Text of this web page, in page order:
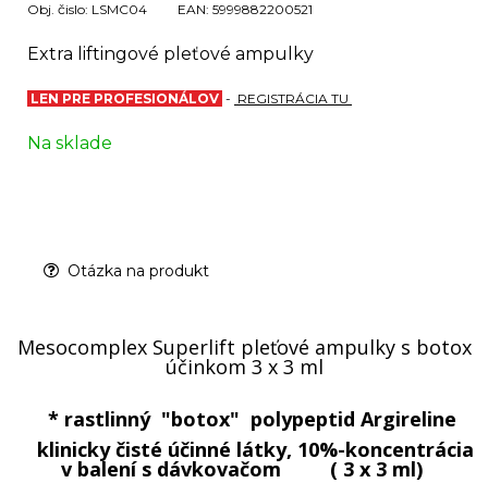
Obj. čislo: LSMC04 EAN: 5999882200521
Extra liftingové pleťové ampulky
LEN PRE PROFESIONÁLOV - REGISTRÁCIA TU
Na sklade
Otázka na produkt
Mesocomplex Superlift pleťové ampulky s botox
účinkom 3 x 3 ml
* rastlinný "botox" polypeptid Argireline
klinicky čisté účinné látky, 10%-koncentrácia
v balení s dávkovačom ( 3 x 3 ml)